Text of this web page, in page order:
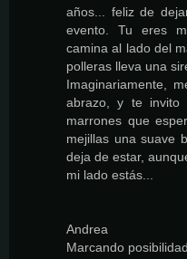
años... feliz de
evento. Tu eres
camina al lado del
polleras lleva una
Imaginariamente,
abrazo, y te
marrones que
mejillas una suave
deja de estar,
mi lado estás...
Andrea
Marcando